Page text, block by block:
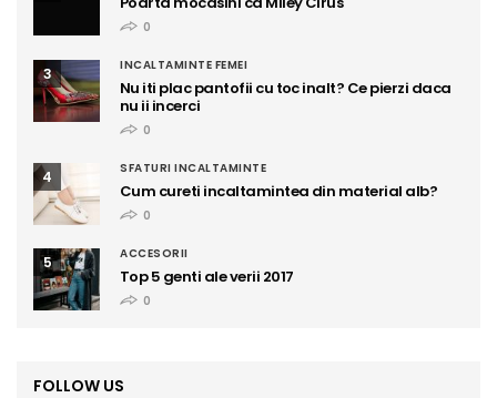
0
3 INCALTAMINTE FEMEI
Nu iti plac pantofii cu toc inalt? Ce pierzi daca
nu ii incerci
0
4 SFATURI INCALTAMINTE
Cum cureti incaltamintea din material alb?
0
5 ACCESORII
Top 5 genti ale verii 2017
0
FOLLOW US